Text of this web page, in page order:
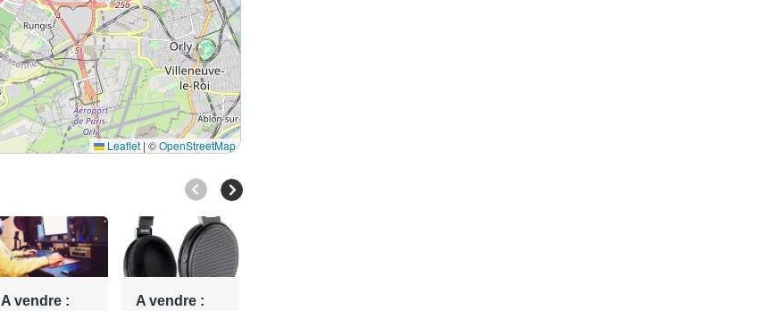
Leaflet | ©OpenStreetMap
A vendre :
A vendre :